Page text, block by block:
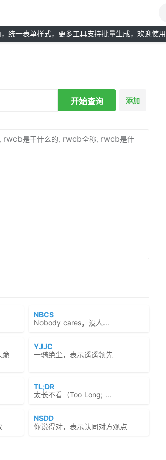
统一表单样式，更多工具支持批量生成，欢迎使用
开始查询 添加
rwcb是干什么的, rwcb全称, rwcb是什
NBCS
Nobody cares，没人...
跪
YJJC
一骑绝尘，表示遥遥领先
TL;DR
太长不看（Too Long; ...
NSDD
你说得对，表示认同对方观点